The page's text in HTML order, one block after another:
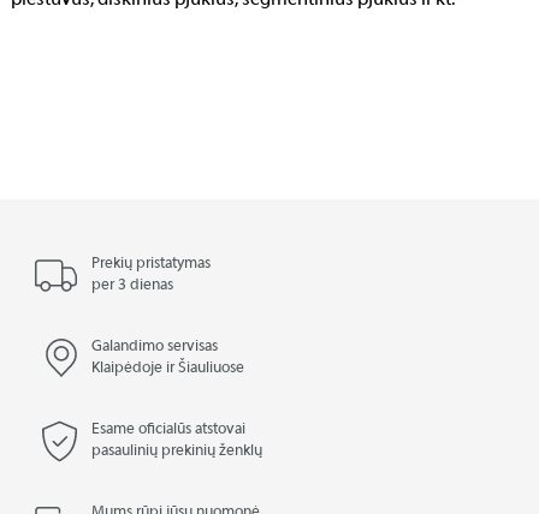
Prekių pristatymas
per 3 dienas
Galandimo servisas
Klaipėdoje ir Šiauliuose
Esame oficialūs atstovai
pasaulinių prekinių ženklų